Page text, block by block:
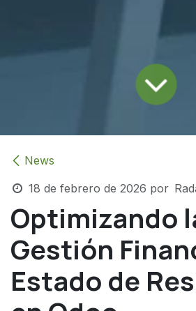
News
18 de febrero de 2026 por
Optimizando
Gestión
Estado de